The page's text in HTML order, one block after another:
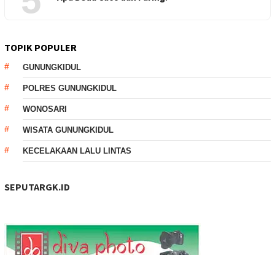
TOPIK POPULER
GUNUNGKIDUL
POLRES GUNUNGKIDUL
WONOSARI
WISATA GUNUNGKIDUL
KECELAKAAN LALU LINTAS
SEPUTARGK.ID